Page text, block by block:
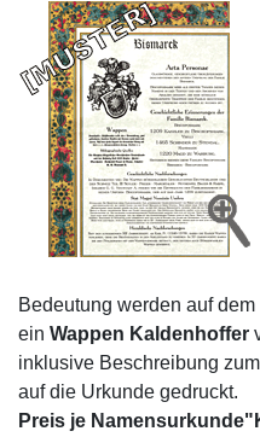
Bedeutung werden auf
ein Wappen Kaldenhoffer
inklusive Beschreibung zum
auf die Urkunde gedruckt.
Preis je